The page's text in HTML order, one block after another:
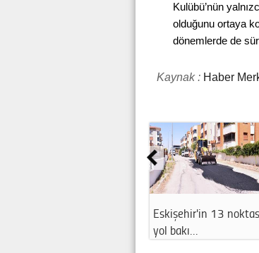
Kulübü’nün
olduğunu ortaya
dönemlerde de
Kaynak : Haber
Eskişehir'in 13
yol bakı…